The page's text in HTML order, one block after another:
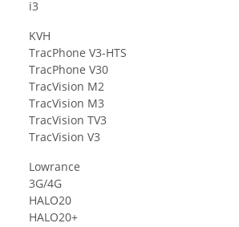
i3
KVH
TracPhone V3-HTS
TracPhone V30
TracVision M2
TracVision M3
TracVision TV3
TracVision V3
Lowrance
3G/4G
HALO20
HALO20+